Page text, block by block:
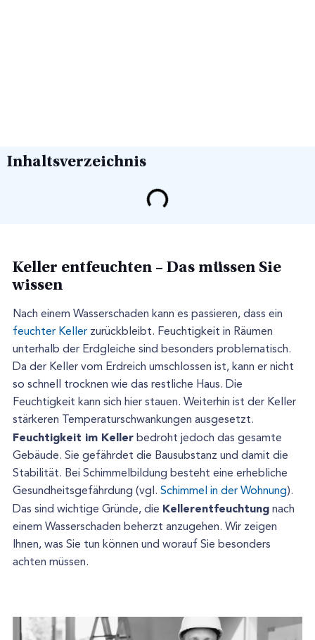
Inhaltsverzeichnis
Keller entfeuchten – Das müssen Sie
wissen
Nach einem Wasserschaden kann es passieren, dass ein
feuchter Keller zurückbleibt. Feuchtigkeit in Räumen
unterhalb der Erdgleiche sind besonders problematisch.
Da der Keller vom Erdreich umschlossen ist, kann er nicht
so schnell trocknen wie das restliche Haus. Die
Feuchtigkeit kann sich hier stauen. Weiterhin ist der Keller
stärkeren Temperaturschwankungen ausgesetzt.
Feuchtigkeit im Keller bedroht jedoch das gesamte
Gebäude. Sie gefährdet die Bausubstanz und damit die
Stabilität. Bei Schimmelbildung besteht eine erhebliche
Gesundheitsgefährdung (vgl. Schimmel in der Wohnung).
Das sind wichtige Gründe, die Kellerentfeuchtung nach
einem Wasserschaden beherzt anzugehen. Wir zeigen
Ihnen, was Sie tun können und worauf Sie besonders
achten müssen.